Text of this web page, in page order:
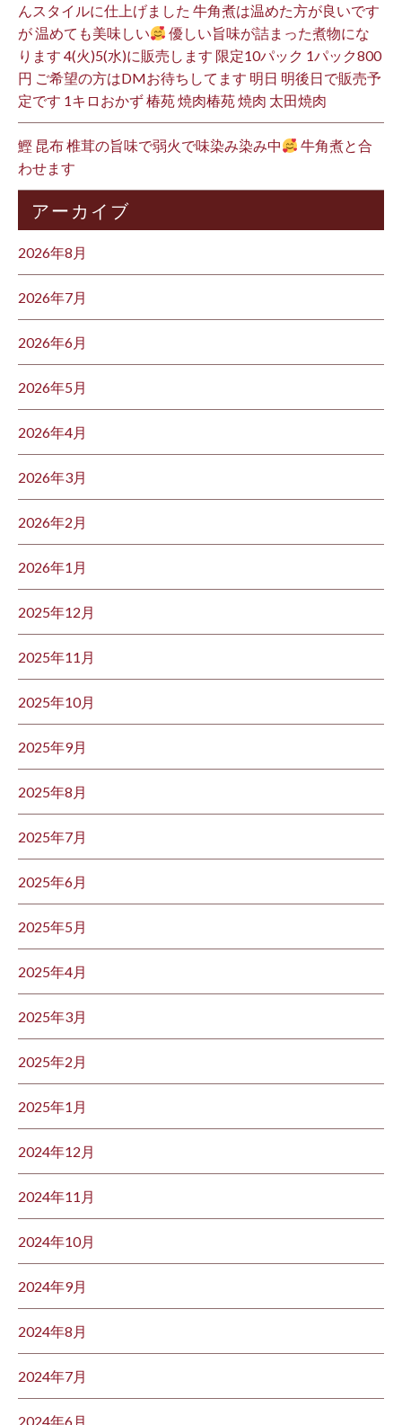
んスタイルに仕上げました 牛角煮は温めた方が良いです
が 温めても美味しい
優しい旨味が詰まった煮物にな
ります 4(火)5(水)に販売します 限定10パック 1パック800
円 ご希望の方はDMお待ちしてます 明日 明後日で販売予
定です 1キロおかず 椿苑 焼肉椿苑 焼肉 太田焼肉
鰹 昆布 椎茸の旨味で弱火で味染み染み中
牛角煮と合
わせます
アーカイブ
2026年8月
2026年7月
2026年6月
2026年5月
2026年4月
2026年3月
2026年2月
2026年1月
2025年12月
2025年11月
2025年10月
2025年9月
2025年8月
2025年7月
2025年6月
2025年5月
2025年4月
2025年3月
2025年2月
2025年1月
2024年12月
2024年11月
2024年10月
2024年9月
2024年8月
2024年7月
2024年6月